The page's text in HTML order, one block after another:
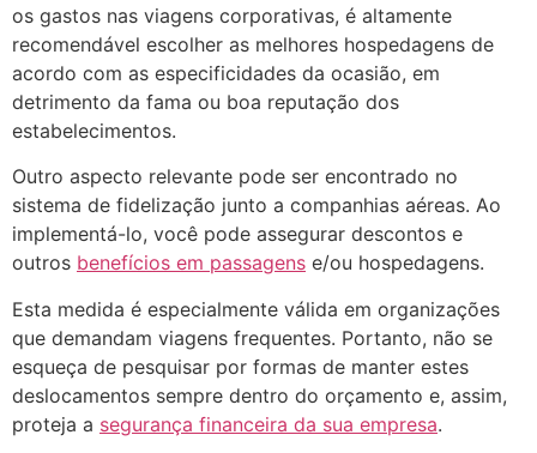
os gastos nas viagens corporativas, é altamente
recomendável escolher as melhores hospedagens de
acordo com as especificidades da ocasião, em
detrimento da fama ou boa reputação dos
estabelecimentos.
Outro aspecto relevante pode ser encontrado no
sistema de fidelização junto a companhias aéreas. Ao
implementá-lo, você pode assegurar descontos e
outros benefícios em passagens e/ou hospedagens.
Esta medida é especialmente válida em organizações
que demandam viagens frequentes. Portanto, não se
esqueça de pesquisar por formas de manter estes
deslocamentos sempre dentro do orçamento e, assim,
proteja a segurança financeira da sua empresa.